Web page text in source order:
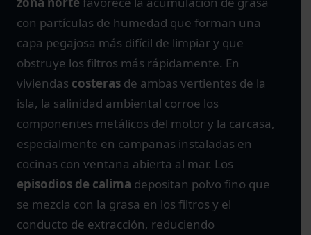
con partículas de humedad que forman una
capa pegajosa más difícil de limpiar y que
obstruye los filtros más rápidamente. En
viviendas costeras de ambas vertientes de la
isla, la salinidad ambiental corroe los
componentes metálicos del motor y la carcasa,
especialmente en campanas instaladas en
cocinas con ventana abierta al mar. Los
episodios de calima depositan polvo fino que
se mezcla con la grasa en los filtros y el
conducto de extracción, reduciendo